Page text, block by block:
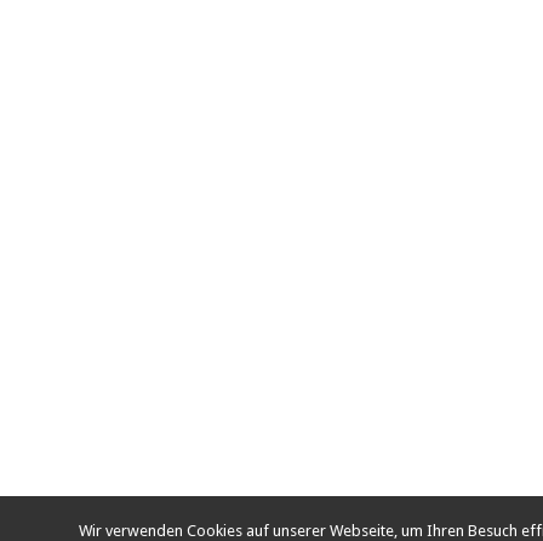
Wir verwenden Cookies auf unserer Webseite, um Ihren Besuch